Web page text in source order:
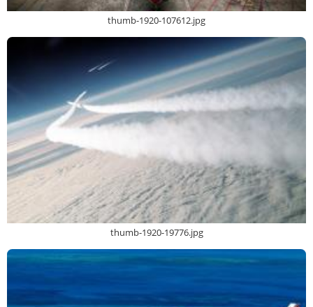
thumb-1920-107612.jpg
thumb-1920-19776.jpg